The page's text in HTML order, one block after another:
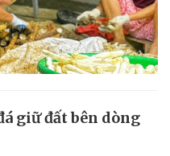
giữ đất bên dòng